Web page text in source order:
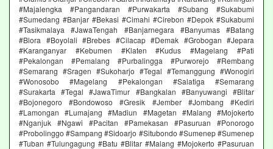
#Majalengka #Pangandaran #Purwakarta #Subang #Sukabumi
#Sumedang #Banjar #Bekasi #Cimahi #Cirebon #Depok #Sukabumi
#Tasikmalaya #JawaTengah #Banjarnegara #Banyumas #Batang
#Blora #Boyolali #Brebes #Cilacap #Demak #Grobogan #Jepara
#Karanganyar #Kebumen #Klaten #Kudus #Magelang #Pati
#Pekalongan #Pemalang #Purbalingga #Purworejo #Rembang
#Semarang #Sragen #Sukoharjo #Tegal #Temanggung #Wonogiri
#Wonosobo #Magelang #Pekalongan #Salatiga #Semarang
#Surakarta #Tegal #JawaTimur #Bangkalan #Banyuwangi #Blitar
#Bojonegoro #Bondowoso #Gresik #Jember #Jombang #Kediri
#Lamongan #Lumajang #Madiun #Magetan #Malang #Mojokerto
#Nganjuk #Ngawi #Pacitan #Pamekasan #Pasuruan #Ponorogo
#Probolinggo #Sampang #Sidoarjo #Situbondo #Sumenep #Sumenep
#Tuban #Tulungagung #Batu #Blitar #Malang #Mojokerto #Pasuruan